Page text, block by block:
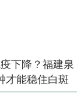
下降？福建泉
才能稳住白斑